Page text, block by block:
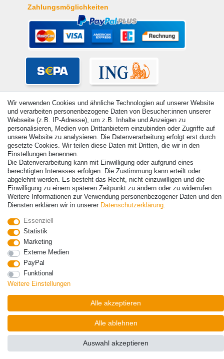
Zahlungsmöglichkeiten
© Copyright 2026 | Alle Rechte vorbehalten. - Alle Rechte vorbehalten.
Preisangaben inkl. gesetzl. 19% MwSt. | Grundpreise siehe Artikeldetail | *Gilt für
Lieferungen nach Deutschland!
Wir verwenden Cookies und ähnliche Technologien auf unserer Website
und verarbeiten personenbezogene Daten von Besucher:innen unserer
Webseite (z.B. IP-Adresse), um z.B. Inhalte und Anzeigen zu
personalisieren, Medien von Drittanbietern einzubinden oder Zugriffe auf
unsere Website zu analysieren. Die Datenverarbeitung erfolgt erst durch
gesetzte Cookies. Wir teilen diese Daten mit Dritten, die wir in den
Einstellungen benennen.
Die Datenverarbeitung kann mit Einwilligung oder aufgrund eines
berechtigten Interesses erfolgen. Die Zustimmung kann erteilt oder
abgelehnt werden. Es besteht das Recht, nicht einzuwilligen und die
Einwilligung zu einem späteren Zeitpunkt zu ändern oder zu widerrufen.
Weitere Informationen zur Verwendung personenbezogener Daten und den
Diensten erklären wir in unserer Daten­schutz­erklärung.
Essenziell
Statistik
Marketing
Externe Medien
PayPal
Funktional
Weitere Einstellungen
Alle akzeptieren
Alle ablehnen
Auswahl akzeptieren